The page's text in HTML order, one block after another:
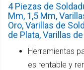
4 Piezas de
Mm, 1,5 Mm,
Oro, Varillas de
de Plata, Varillas
Herramientas
es rentable y